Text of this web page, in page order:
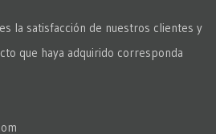
la satisfacción de nuestros clientes y
que haya adquirido corresponda